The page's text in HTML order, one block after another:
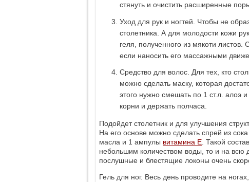
стянуть и очистить расширенные
Уход для рук и ногтей. Чтобы не
столетника. А для молодости кожи
геля, полученного из мякоти
если наносить его массажными
Средство для волос. Для тех, кто
можно сделать маску, которая
этого нужно смешать по 1 ст.л. алоэ
корни и держать полчаса.
Подойдет столетник и для улучшения
На его основе можно сделать спрей из
масла и 1 ампулы витамина Е. Такой
небольшим количеством воды, то и на всю
послушные и блестящие локоны очень
Гель для ног. Весь день проводите на